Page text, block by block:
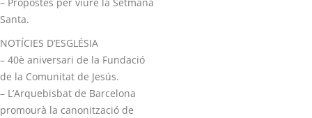
Santa.
NOTÍCIES D’ESGLÉSIA
– 40è aniversari de la Fundació
de la Comunitat de Jesús.
– L’Arquebisbat de Barcelona
promourà la canonització de